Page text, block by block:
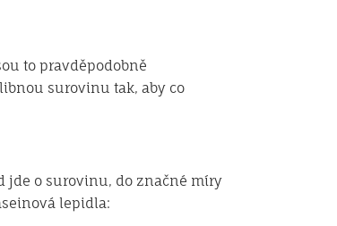
to pravděpodobně
surovinu tak, aby co
jde o surovinu, do značné míry
lepidla: